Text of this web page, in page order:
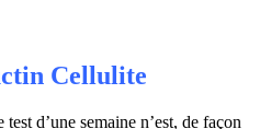
Cellulite
d’une semaine n’est, de façon